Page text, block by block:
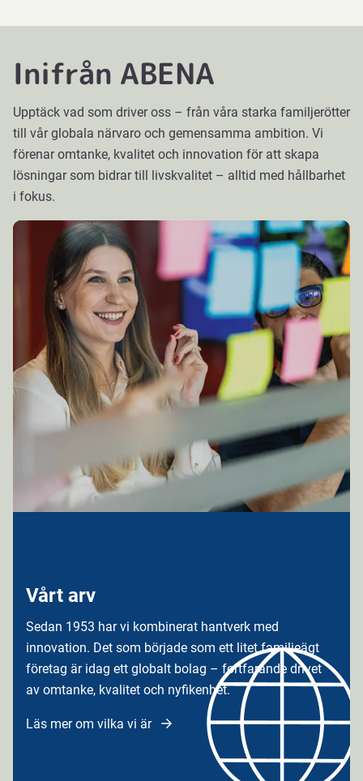
Inifrån ABENA
Upptäck vad som driver oss – från våra starka familjerötter
till vår globala närvaro och gemensamma ambition. Vi
förenar omtanke, kvalitet och innovation för att skapa
lösningar som bidrar till livskvalitet – alltid med hållbarhet
i fokus.
Vårt arv
Sedan 1953 har vi kombinerat hantverk med
innovation. Det som började som ett litet familjeägt
företag är idag ett globalt bolag – fortfarande drivet
av omtanke, kvalitet och nyfikenhet.
Läs mer om vilka vi är